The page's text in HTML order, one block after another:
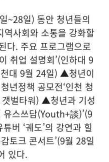
~28일) 동안 청년들의
사회와 소통을 강화할
다. 주요 프로그램으로
취업 설명회’(인하대 9
대 9월 24일) ▲청년이
년정책 공모전‘인천 청
갯벌타워) ▲청년과 기성
유스쓰담(Youth+談)’(9
버 ‘궤도’의 강연과 힐
토크 콘서트’(9월 28일
있다.